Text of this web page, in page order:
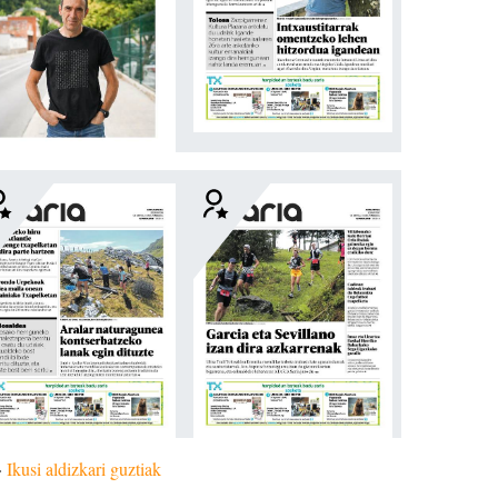
Ikusi aldizkari guztiak